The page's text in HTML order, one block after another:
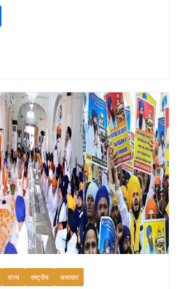
राज्य राष्ट्रीय समाचार